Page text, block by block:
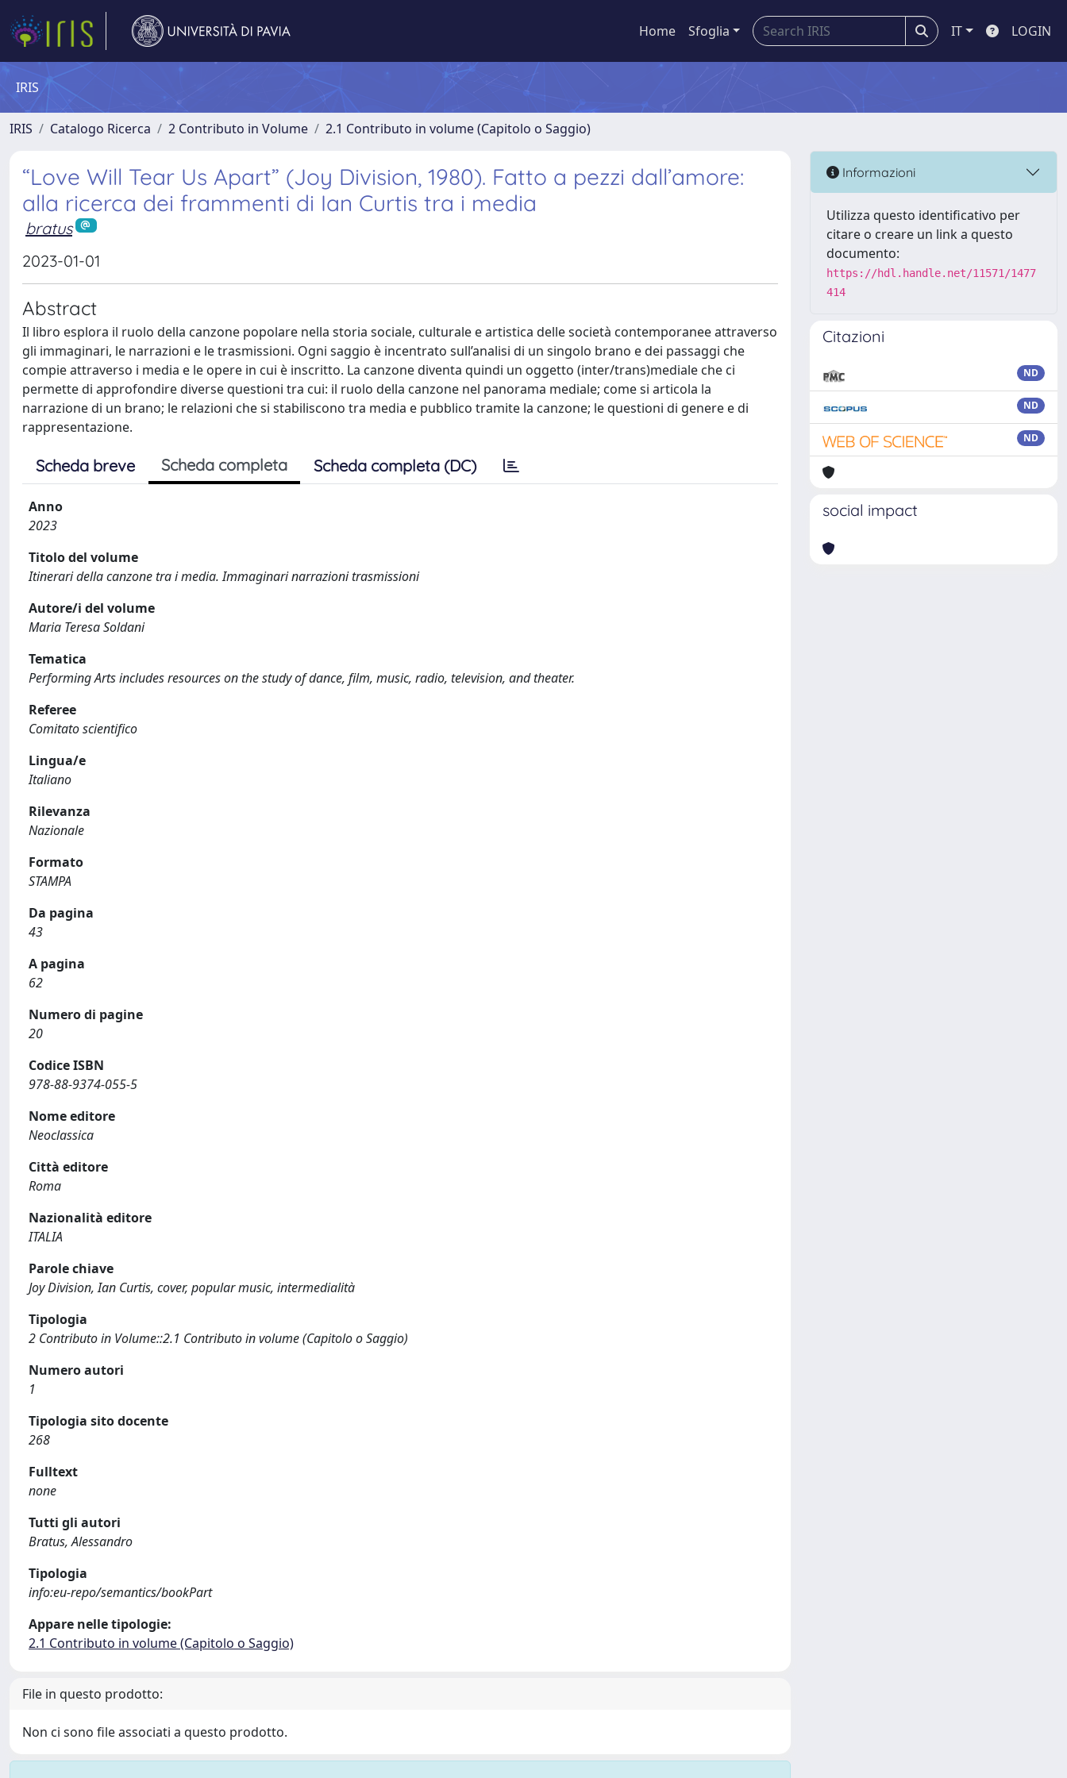
Home Sfoglia IT LOGIN
IRIS
IRIS Catalogo Ricerca 2 Contributo in Volume 2.1 Contributo in volume (Capitolo o Saggio)
“Love Will Tear Us Apart” (Joy Division, 1980). Fatto a pezzi dall’amore:
alla ricerca dei frammenti di Ian Curtis tra i media
bratus
2023-01-01
Abstract
Il libro esplora il ruolo della canzone popolare nella storia sociale, culturale e artistica delle società contemporanee attraverso
gli immaginari, le narrazioni e le trasmissioni. Ogni saggio è incentrato sull’analisi di un singolo brano e dei passaggi che
compie attraverso i media e le opere in cui è inscritto. La canzone diventa quindi un oggetto (inter/trans)mediale che ci
permette di approfondire diverse questioni tra cui: il ruolo della canzone nel panorama mediale; come si articola la
narrazione di un brano; le relazioni che si stabiliscono tra media e pubblico tramite la canzone; le questioni di genere e di
rappresentazione.
Scheda breve Scheda completa Scheda completa (DC)
Anno
2023
Titolo del volume
Itinerari della canzone tra i media. Immaginari narrazioni trasmissioni
Autore/i del volume
Maria Teresa Soldani
Tematica
Performing Arts includes resources on the study of dance, film, music, radio, television, and theater.
Referee
Comitato scientifico
Lingua/e
Italiano
Rilevanza
Nazionale
Formato
STAMPA
Da pagina
43
A pagina
62
Numero di pagine
20
Codice ISBN
978-88-9374-055-5
Nome editore
Neoclassica
Città editore
Roma
Nazionalità editore
ITALIA
Parole chiave
Joy Division, Ian Curtis, cover, popular music, intermedialità
Tipologia
2 Contributo in Volume::2.1 Contributo in volume (Capitolo o Saggio)
Numero autori
1
Tipologia sito docente
268
Fulltext
none
Tutti gli autori
Bratus, Alessandro
Tipologia
info:eu-repo/semantics/bookPart
Appare nelle tipologie:
2.1 Contributo in volume (Capitolo o Saggio)
File in questo prodotto:
Non ci sono file associati a questo prodotto.
Informazioni
Utilizza questo identificativo per
citare o creare un link a questo
documento:
https://hdl.handle.net/11571/1477
414
Citazioni
ND
ND
ND
social impact